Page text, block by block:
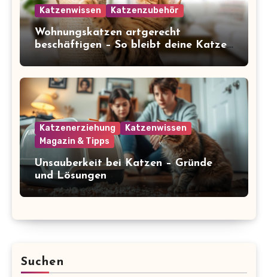
Katzenwissen Katzenzubehör
Wohnungskatzen artgerecht
beschäftigen – So bleibt deine Katze
glücklich und gesund
Katzenerziehung
Katzenwissen
Magazin & Tipps
Unsauberkeit bei Katzen – Gründe
und Lösungen
Suchen